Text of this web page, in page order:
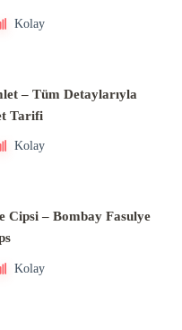
Kolay
– Tüm Detaylarıyla
Tarifi
Kolay
Cipsi – Bombay Fasulye
Kolay